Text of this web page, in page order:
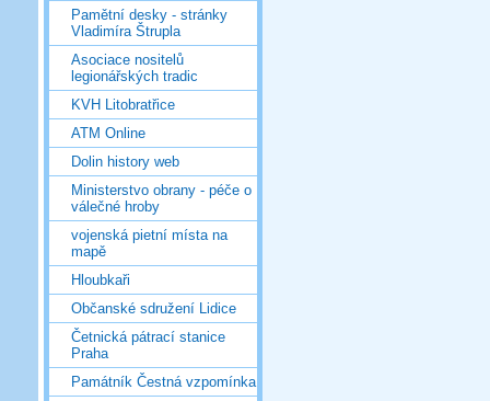
Pamětní desky - stránky
Vladimíra Štrupla
Asociace nositelů
legionářských tradic
KVH Litobratřice
ATM Online
Dolin history web
Ministerstvo obrany - péče o
válečné hroby
vojenská pietní místa na
mapě
Hloubkaři
Občanské sdružení Lidice
Četnická pátrací stanice
Praha
Památník Čestná vzpomínka